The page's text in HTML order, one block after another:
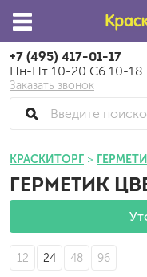
+7 (495) 417-01-17
Пн-Пт 10-20 Сб 10-18
Заказать звонок
КРАСКИТОРГ
ГЕРМЕТИК
12 24 48 96